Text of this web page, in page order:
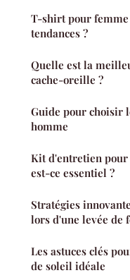
T-shirt pour
tendances ?
Quelle est la
cache-oreille ?
Guide pour choisir
homme
Kit d'entretien pour
est-ce essentiel ?
Stratégies
lors d'une levée de
Les astuces clés
de soleil idéale